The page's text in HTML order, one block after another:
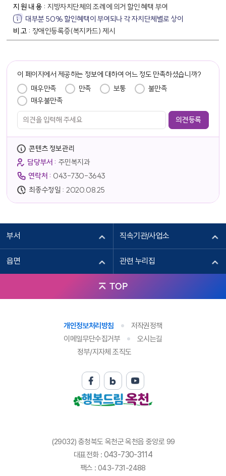
지방자치단체의 조례에 의거 할인 혜택 부여
대부분 50% 할인혜택이 부여되나 각 자치단체별로 상이
장애인등록증(복지카드) 제시
이 페이지에서 제공하는 정보에 대하여 어느 정도 만족하셨습니까?
매우만족 만족 보통
불만족
매우불만족
콘텐츠 정보관리
담당부서 : 주민복지과
연락처 : 043-730-3643
최종수정일 : 2020.08.25
부서 직속기관/사업소
읍면 관련 누리집
TOP
개인정보처리방침
저작권정책
이메일무단수집거부
오시는길
정부/지자체 조직도
(29032) 충청북도 옥천군 옥천읍 중앙로 99
대표전화 : 043-730-3114
팩스 : 043-731-2488